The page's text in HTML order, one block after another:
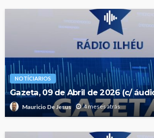
NOTÍCIARIOS
Gazeta, 09 de Abril de 2026 (c/
Mauricio De Jesus 4 meses atrás